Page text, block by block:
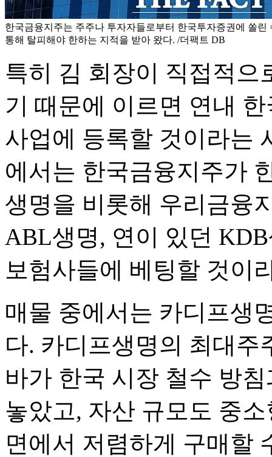
한국금융지주는 주주나 투자자들로부터 한국투자증권에 쏠린
통해 탈피해야 한하는 지적을 받아 왔다. /더팩트 DB
특히 김 회장이 직접적으
기 때문에 이르면 연내
사업에 등록할 것이라는
에서는 한국금융지주가
생명을 비롯해 우리금융
ABL생명, 연이 있던
보험사들에 베팅할 것이
매물 중에서는 카디프생
다. 카디프생명의 최대주
바가 한국 시장 철수 방
놓았고, 자산 규모도 중
면에서 저렴하게 구매할